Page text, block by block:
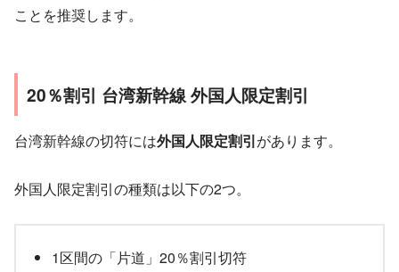
ことを推奨します。
20％割引 台湾新幹線 外国人限定割引
台湾新幹線の切符には外国人限定割引があります。
外国人限定割引の種類は以下の2つ。
1区間の「片道」20％割引切符